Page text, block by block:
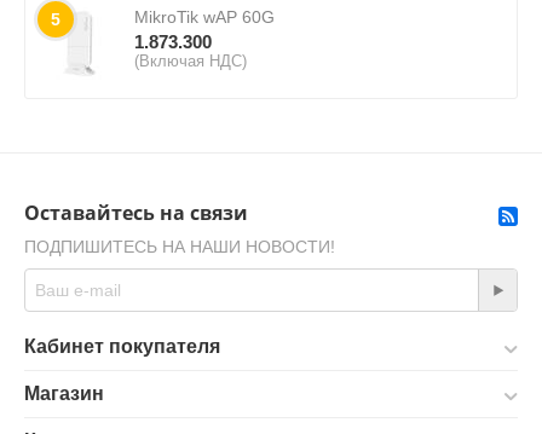
5 MikroTik wAP 60G
1.873.300
(Включая НДС)
Оставайтесь на связи
ПОДПИШИТЕСЬ НА НАШИ НОВОСТИ!
Кабинет покупателя
Магазин